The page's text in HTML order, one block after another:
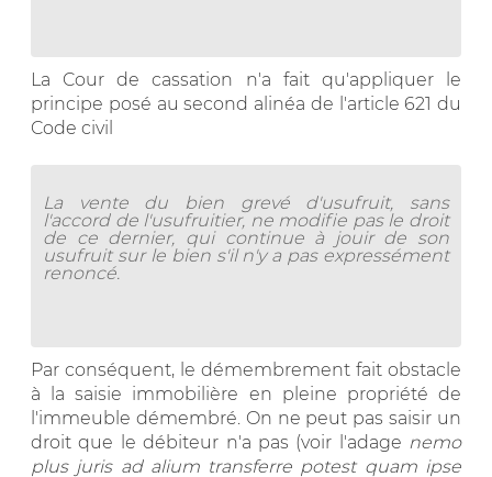
La Cour de cassation n'a fait qu'appliquer le
principe posé au second alinéa de l'article 621 du
Code civil
La vente du bien grevé d'usufruit, sans
l'accord de l'usufruitier, ne modifie pas le droit
de ce dernier, qui continue à jouir de son
usufruit sur le bien s'il n'y a pas expressément
renoncé.
Par conséquent, le démembrement fait obstacle
à la saisie immobilière en pleine propriété de
l'immeuble démembré. On ne peut pas saisir un
droit que le débiteur n'a pas (voir l'adage nemo
plus juris ad alium transferre potest quam ipse